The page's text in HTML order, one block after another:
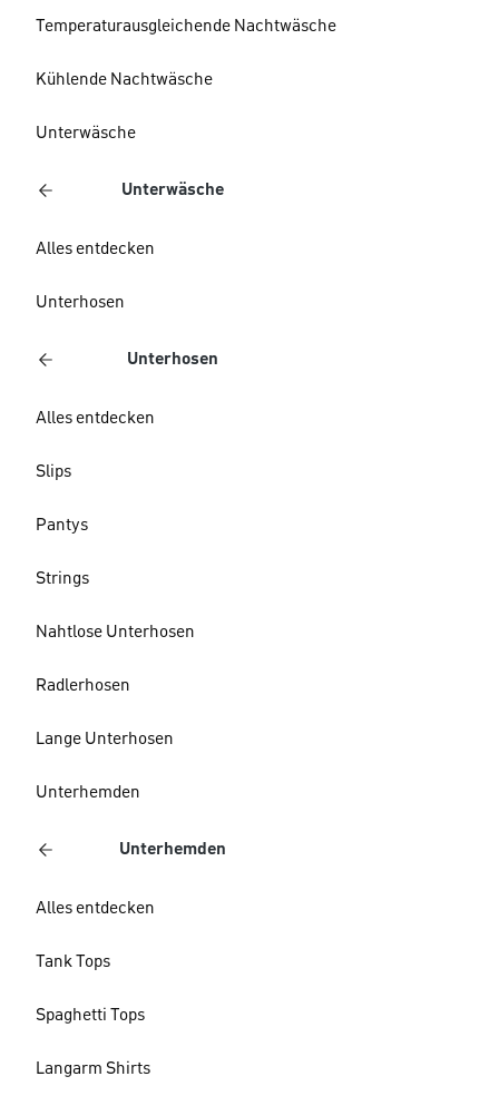
Temperaturausgleichende Nachtwäsche
Kühlende Nachtwäsche
Unterwäsche
Unterwäsche
Alles entdecken
Unterhosen
Unterhosen
Alles entdecken
Slips
Pantys
Strings
Nahtlose Unterhosen
Radlerhosen
Lange Unterhosen
Unterhemden
Unterhemden
Alles entdecken
Tank Tops
Spaghetti Tops
Langarm Shirts